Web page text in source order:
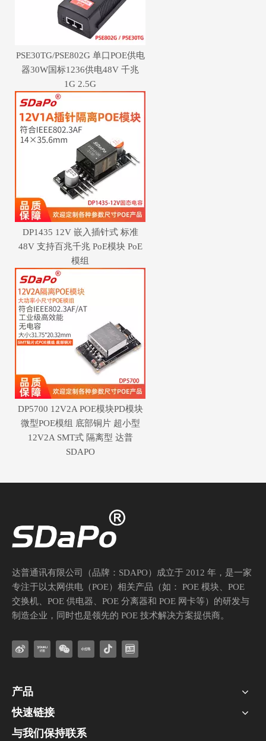
PSE30TG/PSE802G 单口POE供电
器30W国标1236供电48V 千兆
1G 2.5G
DP1435 12V 嵌入插针式 标准
48V 支持百兆千兆 PoE模块 PoE
模组
DP5700 12V2A POE模块PD模块
微型POE模组 底部铜片 超小型
12V2A SMT式 隔离型 达普
SDAPO
达普通讯有限公司（品牌：SDAPO）成立于 2012 年，是一家
专注于以太网供电（POE）相关产品（如： POE 模块、POE
交换机、POE 供电器、POE 分离器和 POE 网卡等）的研发与
制造企业，同时也是领先的 POE 技术解决方案提供商。
产品
快速链接
与我们保持联系